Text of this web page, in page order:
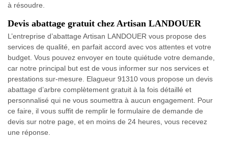
à résoudre.
Devis abattage gratuit chez Artisan LANDOUER
L’entreprise d’abattage Artisan LANDOUER vous propose des
services de qualité, en parfait accord avec vos attentes et votre
budget. Vous pouvez envoyer en toute quiétude votre demande,
car notre principal but est de vous informer sur nos services et
prestations sur-mesure. Elagueur 91310 vous propose un devis
abattage d’arbre complètement gratuit à la fois détaillé et
personnalisé qui ne vous soumettra à aucun engagement. Pour
ce faire, il vous suffit de remplir le formulaire de demande de
devis sur notre page, et en moins de 24 heures, vous recevez
une réponse.